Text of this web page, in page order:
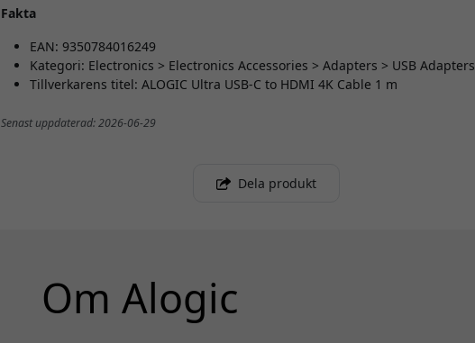
Fakta
EAN: 9350784016249
Kategori: Electronics > Electronics Accessories > Adapters > USB Adapters
Tillverkarens titel: ALOGIC Ultra USB-C to HDMI 4K Cable 1 m
Senast uppdaterad: 2026-06-29
Dela produkt
Om Alogic